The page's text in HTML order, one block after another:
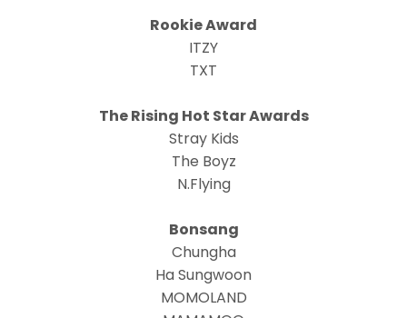
Rookie Award
ITZY
TXT
The Rising Hot Star Awards
Stray Kids
The Boyz
N.Flying
Bonsang
Chungha
Ha Sungwoon
MOMOLAND